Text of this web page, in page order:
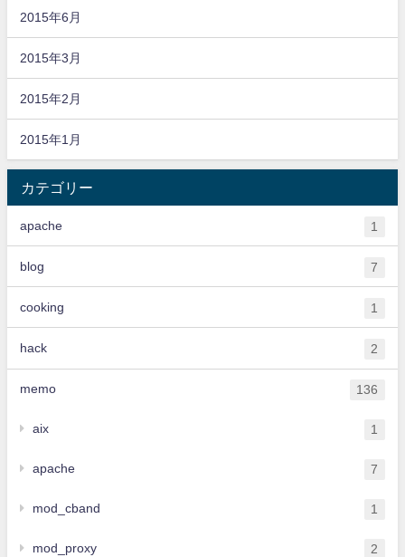
2015年6月
2015年3月
2015年2月
2015年1月
カテゴリー
apache 1
blog 7
cooking 1
hack 2
memo 136
aix 1
apache 7
mod_cband 1
mod_proxy 2